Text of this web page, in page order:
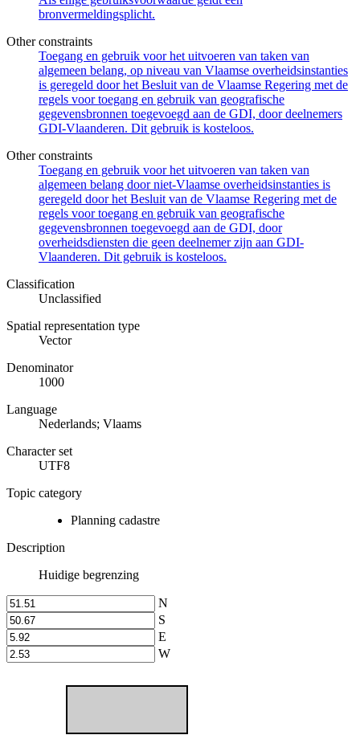
bronvermeldingsplicht.
Other constraints
Toegang en gebruik voor het uitvoeren van taken van
algemeen belang, op niveau van Vlaamse overheidsinstanties
is geregeld door het Besluit van de Vlaamse Regering met de
regels voor toegang en gebruik van geografische
gegevensbronnen toegevoegd aan de GDI, door deelnemers
GDI-Vlaanderen. Dit gebruik is kosteloos.
Other constraints
Toegang en gebruik voor het uitvoeren van taken van
algemeen belang door niet-Vlaamse overheidsinstanties is
geregeld door het Besluit van de Vlaamse Regering met de
regels voor toegang en gebruik van geografische
gegevensbronnen toegevoegd aan de GDI, door
overheidsdiensten die geen deelnemer zijn aan GDI-
Vlaanderen. Dit gebruik is kosteloos.
Classification
Unclassified
Spatial representation type
Vector
Denominator
1000
Language
Nederlands; Vlaams
Character set
UTF8
Topic category
Planning cadastre
Description
Huidige begrenzing
N
S
E
W